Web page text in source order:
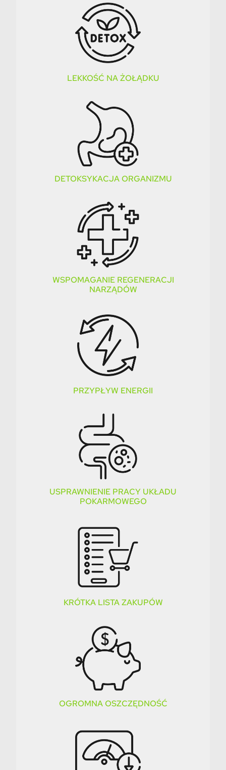
LEKKOŚĆ NA ŻOŁĄDKU
DETOKSYKACJA ORGANIZMU​
WSPOMAGANIE REGENERACJI
NARZĄDÓW
PRZYPŁYW ENERGII
USPRAWNIENIE PRACY UKŁADU
POKARMOWEGO
KRÓTKA LISTA ZAKUPÓW
OGROMNA OSZCZĘDNOŚĆ